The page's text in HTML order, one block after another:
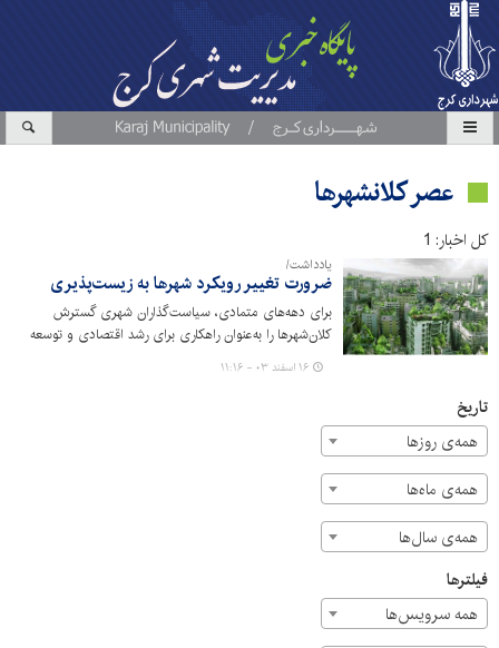
عصر کلانشهرها
کل اخبار: 1
یادداشت/
ضرورت تغییر رویکرد شهرها به زیست‌پذیری
برای دهه‌های متمادی، سیاست‌گذاران شهری گسترش
کلان‌شهرها را به‌عنوان راهکاری برای رشد اقتصادی و توسعه
زیرساختی دنبال می‌کردند. اما امروزه، با افزایش چالش‌هایی
مانند ترافیک سنگین، آلودگی هوا، هزینه‌های بالای زندگی و
هستند.
۱۶ اسفند ۰۳ - ۱۱:۱۶
تاریخ
همه‌ی روزها
همه‌ی ماه‌ها
همه‌ی سال‌ها
فیلترها
همه سرویس‌ها